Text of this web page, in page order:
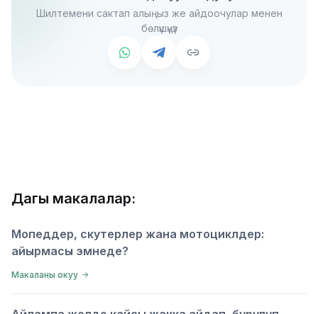
Шилтемени сактап алыңыз же айдоочулар менен
бөлүшүңүз
Дагы макалалар:
Мопеддер, скутерлер жана мотоциклдер:
айырмасы эмнеде?
Макаланы окуу